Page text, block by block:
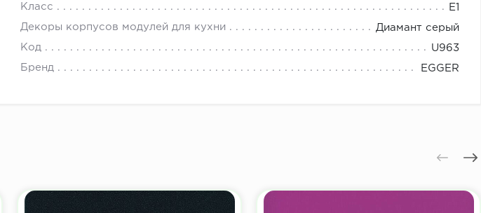
Класс E1
Декоры корпусов модулей для кухни Диамант серый
Код U963
Бренд EGGER